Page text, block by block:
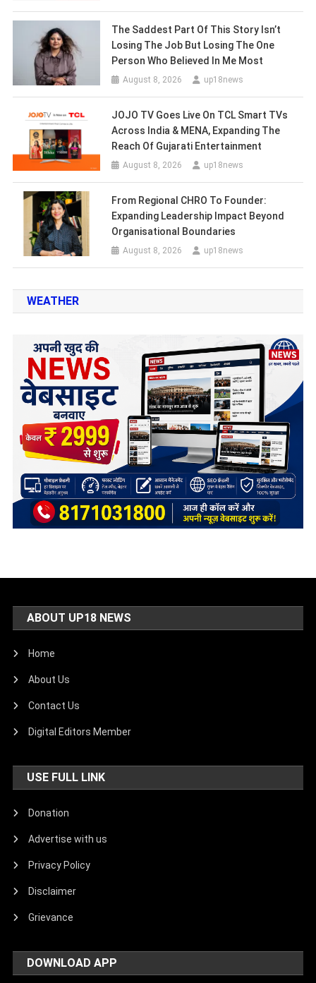
The Saddest Part Of This Story Isn’t
Losing The Job But Losing The One
Person Who Believed In Me Most
August 8, 2026 up18news
JOJO TV Goes Live On TCL Smart TVs
Across India & MENA, Expanding The
Reach Of Gujarati Entertainment
August 8, 2026 up18news
From Regional CHRO To Founder:
Expanding Leadership Impact Beyond
Organisational Boundaries
August 8, 2026 up18news
WEATHER
ABOUT UP18 NEWS
Home
About Us
Contact Us
Digital Editors Member
USE FULL LINK
Donation
Advertise with us
Privacy Policy
Disclaimer
Grievance
DOWNLOAD APP